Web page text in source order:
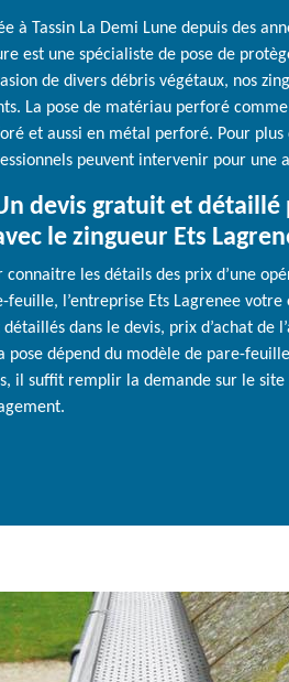
à Tassin La Demi Lune depuis des
est une spécialiste de pose de
de divers débris végétaux, nos
La pose de matériau perforé
et aussi en métal perforé. Pour plus
peuvent intervenir pour une
devis gratuit et
le zingueur Ets
connaitre les détails des prix d’une
feuille, l’entreprise Ets Lagrenee
détaillés dans le devis, prix d’achat de
pose dépend du modèle de pare-
il suffit remplir la demande sur le site